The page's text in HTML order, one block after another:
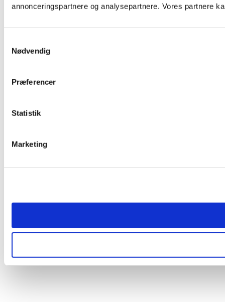
annonceringspartnere og analysepartnere. Vores partnere
Nødvendig
Præferencer
Statistik
Marketing